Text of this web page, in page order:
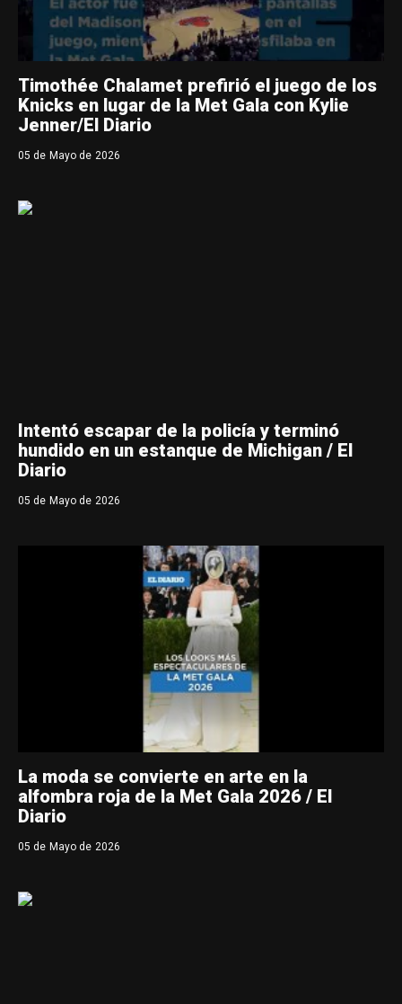
Timothée Chalamet prefirió el juego de los
Knicks en lugar de la Met Gala con Kylie
Jenner/El Diario
05 de Mayo de 2026
Intentó escapar de la policía y terminó
hundido en un estanque de Michigan / El
Diario
05 de Mayo de 2026
La moda se convierte en arte en la
alfombra roja de la Met Gala 2026 / El
Diario
05 de Mayo de 2026